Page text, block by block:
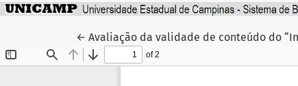
← Voltar aos Detalhes do Artigo
Avaliação da validade de conteúdo do